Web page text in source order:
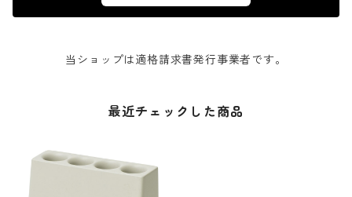
当ショップは適格請求書発行事業者です。
最近チェックした商品